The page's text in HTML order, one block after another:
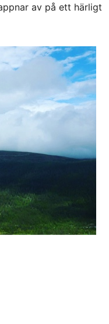
av på ett härligt